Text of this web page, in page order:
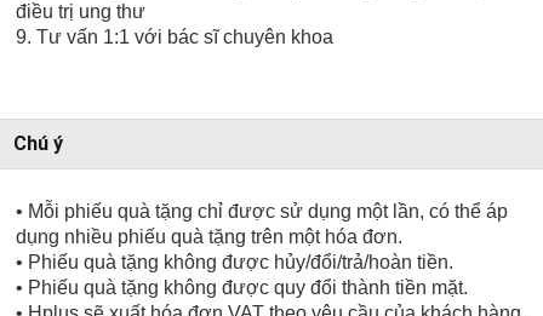
điều trị ung thư
9. Tư vấn 1:1 với bác sĩ chuyên khoa
Chú ý
• Mỗi phiếu quà tặng chỉ được sử dụng một lần, có thể áp
dụng nhiều phiếu quà tặng trên một hóa đơn.
• Phiếu quà tặng không được hủy/đổi/trả/hoàn tiền.
• Phiếu quà tặng không được quy đổi thành tiền mặt.